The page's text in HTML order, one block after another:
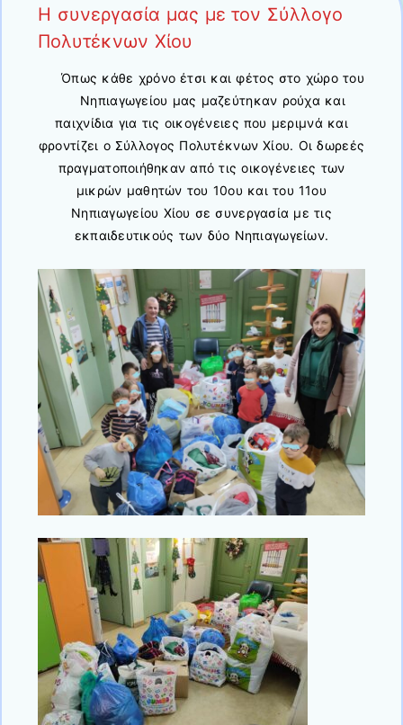
Η συνεργασία μας με τον Σύλλογο
Πολυτέκνων Χίου
Όπως κάθε χρόνο έτσι και φέτος στο χώρο του
Νηπιαγωγείου μας μαζεύτηκαν ρούχα και
παιχνίδια για τις οικογένειες που μεριμνά και
φροντίζει ο Σύλλογος Πολυτέκνων Χίου. Οι δωρεές
πραγματοποιήθηκαν από τις οικογένειες των
μικρών μαθητών του 10ου και του 11ου
Νηπιαγωγείου Χίου σε συνεργασία με τις
εκπαιδευτικούς των δύο Νηπιαγωγείων.